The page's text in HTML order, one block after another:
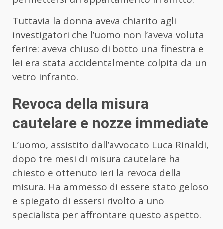
Tuttavia la donna aveva chiarito agli
investigatori che l’uomo non l’aveva voluta
ferire: aveva chiuso di botto una finestra e
lei era stata accidentalmente colpita da un
vetro infranto.
Revoca della misura
cautelare e nozze immediate
L’uomo, assistito dall’avvocato Luca Rinaldi,
dopo tre mesi di misura cautelare ha
chiesto e ottenuto ieri la revoca della
misura. Ha ammesso di essere stato geloso
e spiegato di essersi rivolto a uno
specialista per affrontare questo aspetto.